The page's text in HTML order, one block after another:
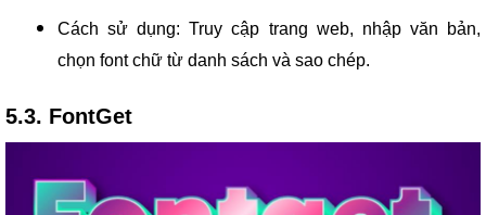
Cách sử dụng: Truy cập trang web, nhập văn bản,
chọn font chữ từ danh sách và sao chép.
5.3. FontGet